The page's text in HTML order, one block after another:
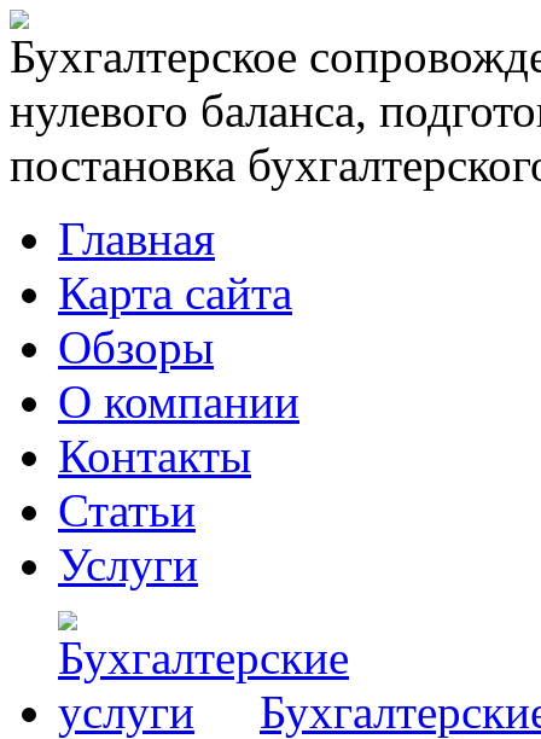
Бухгалтерское
нулевого баланса,
постановка
Главная
Карта сайта
Обзоры
О компании
Контакты
Статьи
Услуги